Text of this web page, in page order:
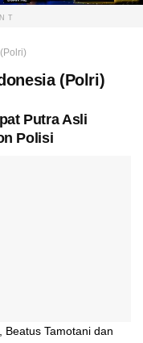
(Polri)
Putra Asli
Polisi
Beatus Tamotani dan